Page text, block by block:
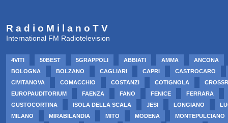
R a d i o M i l a n o T V
International FM Radiotelevision
4VITI 50BEST 5GRAPPOLI ABBIATI AMMA
ANCONA
BOLOGNA
BOLZANO CAGLIARI CAPRI
CASTROCARO
CIVITANOVA
COMACCHIO COSTANZI COTIGNOLA
EUROPAUDITORIUM
FAENZA FANO FENICE
FERRARA
GUSTOCORTINA
ISOLA DELLA SCALA JESI LONGIANO
MILANO
MIRABILANDIA MITO MODENA
MONTEPULCIANO